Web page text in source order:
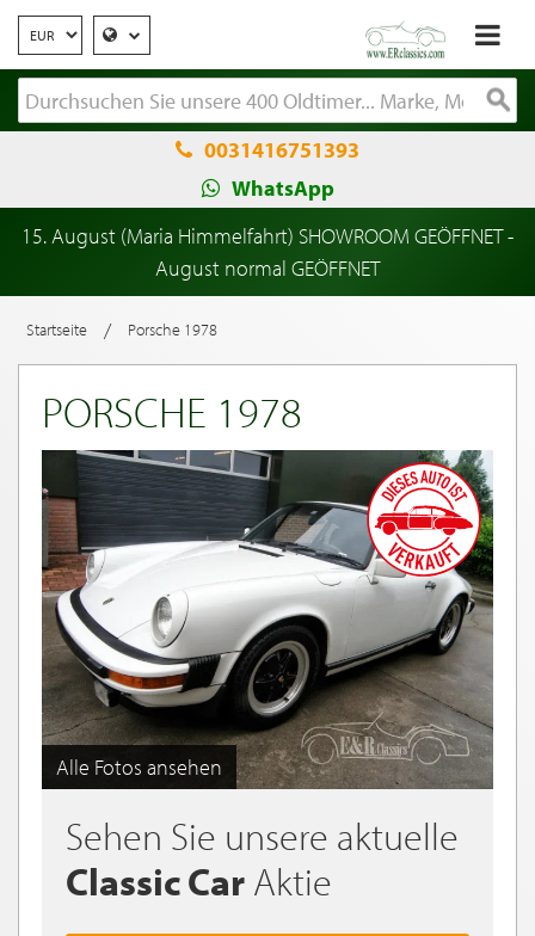
0031416751393
WhatsApp
15. August (Maria Himmelfahrt) SHOWROOM GEÖFFNET -
August normal GEÖFFNET
Startseite / Porsche 1978
PORSCHE 1978
Alle Fotos ansehen
Sehen Sie unsere aktuelle
Classic Car Aktie